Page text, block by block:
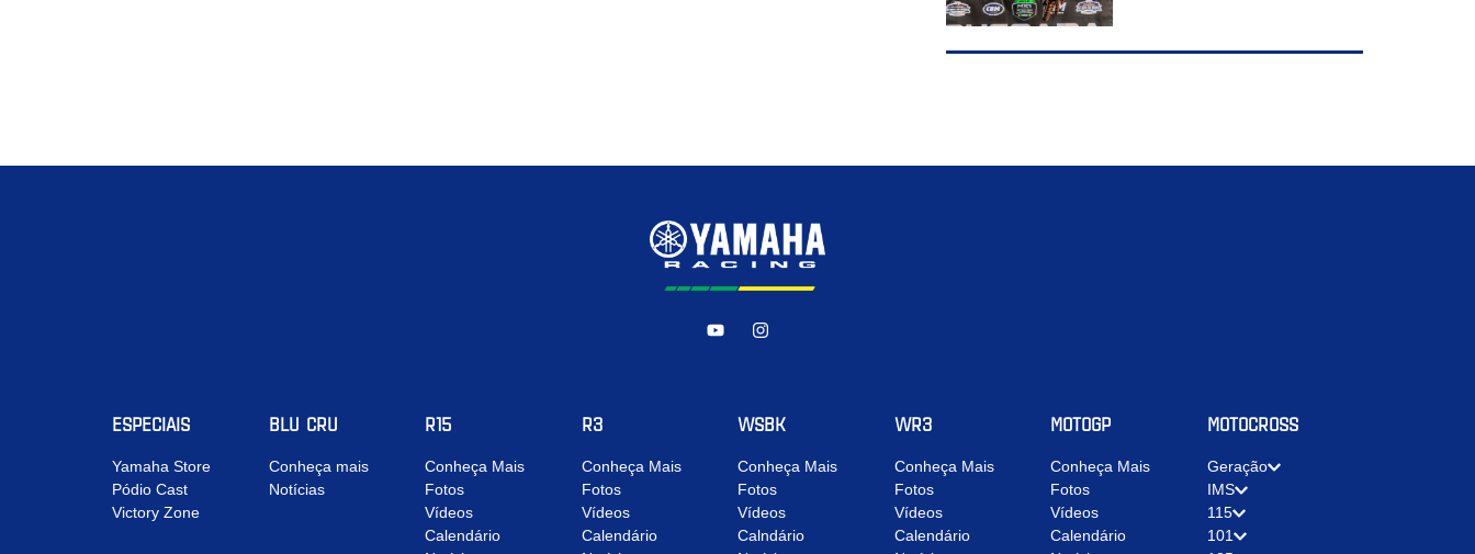
ESPECIAIS
Yamaha Store
Pódio Cast
Victory Zone
BLU CRU
Conheça mais
Notícias
R15
Conheça Mais
Fotos
Vídeos
Calendário
R3
Conheça Mais
Fotos
Vídeos
Calendário
WSBK
Conheça Mais
Fotos
Vídeos
Calndário
WR3
Conheça Mais
Fotos
Vídeos
Calendário
MOTOGP
Conheça Mais
Fotos
Vídeos
Calendário
MOTOCROSS
Geração
IMS
115
101